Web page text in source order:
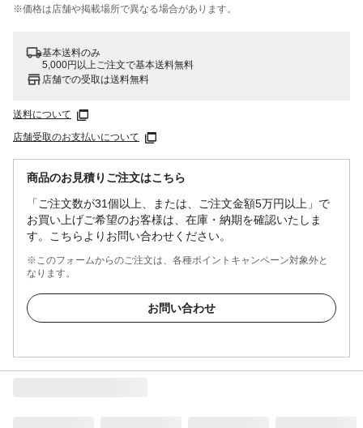
※価格は​店舗や​掲載場所で​異なる​場合が​あります。
基本送料のみ
5,000円以上ご注文で基本送料無料
店舗での受取は送料無料
送料について
店舗受取のお支払いについて
商品のお見積りご注文はこちら
「ご注文数が31個以上、または、ご注文金額5万円以上」で
お買い上げご希望のお客様は、在庫・納期を確認いたしま
す。こちらよりお問い合わせください。
※このフォームからのご注文は、各種ポイントキャンペーン対象外と
なります。
お問い合わせ